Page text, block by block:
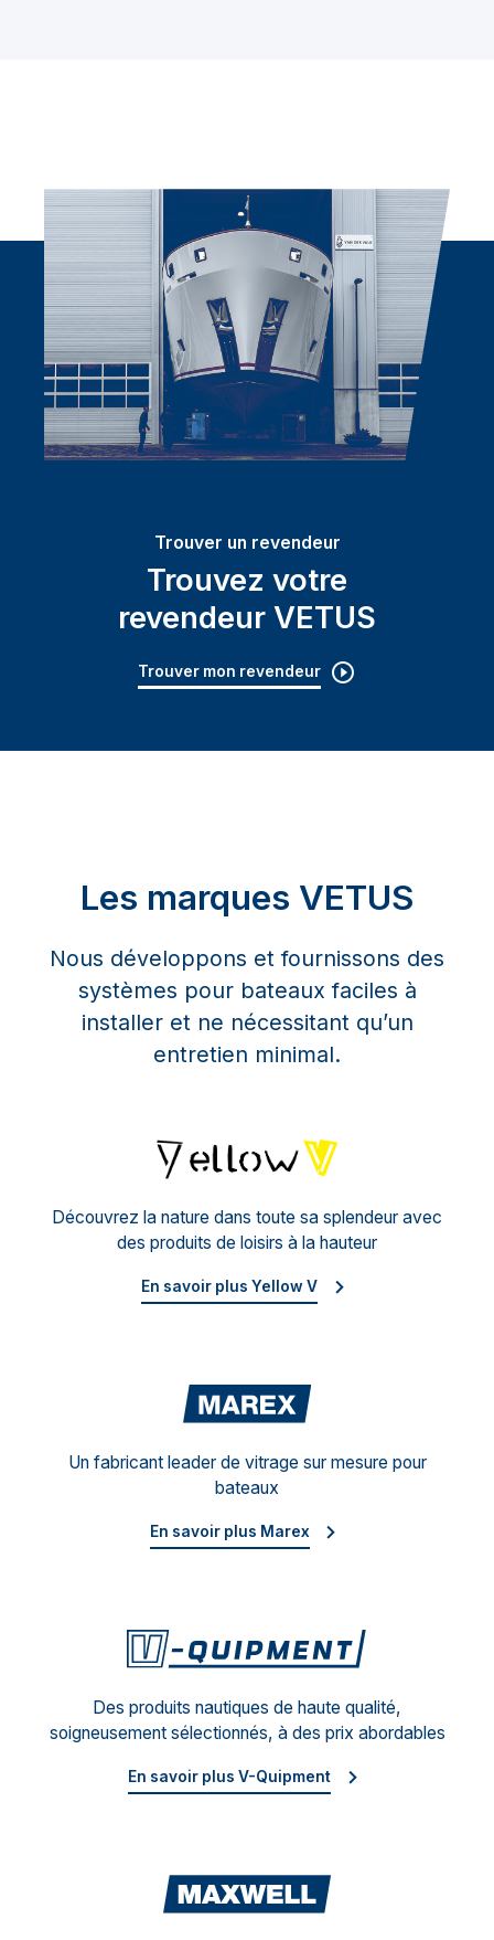
Trouver un revendeur
Trouvez votre
revendeur VETUS
Trouver mon revendeur
Les marques VETUS
Nous développons et fournissons des
systèmes pour bateaux faciles à
installer et ne nécessitant qu’un
entretien minimal.
Découvrez la nature dans toute sa splendeur avec
des produits de loisirs à la hauteur
En savoir plus Yellow V
Un fabricant leader de vitrage sur mesure pour
bateaux
En savoir plus Marex
Des produits nautiques de haute qualité,
soigneusement sélectionnés, à des prix abordables
En savoir plus V-Quipment